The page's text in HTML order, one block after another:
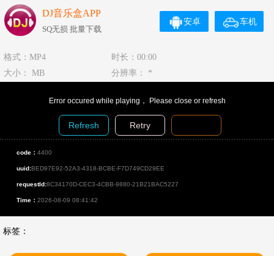
DJ音乐盒APP
SQ无损 批量下载
车机
安卓
格式：MP4
时长：00:00
大小： MB
分辨率： *
Error occured while playing， Please close or refresh
Refresh Retry
code：4400
uuid:BED97E92-52A3-4318-BCBE-F7D749CD29EE
requestId:8C34170D-CEC3-4CBB-9880-21B21BAC5227
Time：2026-08-09 08:41:42
标签：